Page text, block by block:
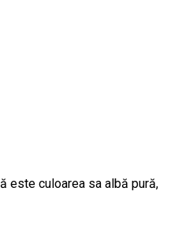
este culoarea sa albă pură,